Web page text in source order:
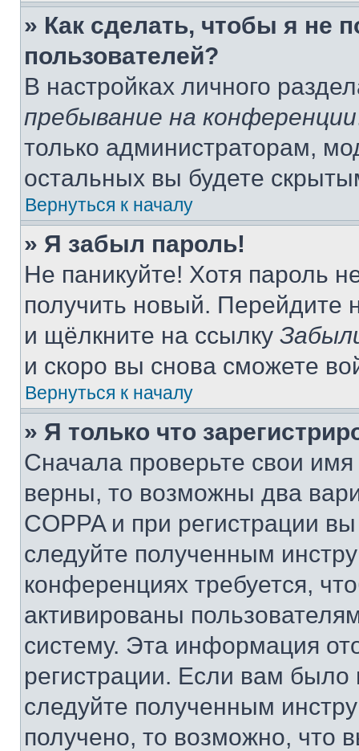
» Как сделать, чтобы я не
пользователей?
В настройках личного
пребывание на конференции
только администраторам,
остальных вы будете
Вернуться к началу
» Я забыл пароль!
Не паникуйте! Хотя пароль
получить новый. Перейдите
и щёлкните на ссылку
и скоро вы снова сможете
Вернуться к началу
» Я только что
Сначала проверьте свои
верны, то возможны два
COPPA и при регистрации
следуйте полученным
конференциях требуется,
активированы
систему. Эта информация
регистрации. Если вам
следуйте полученным
получено, то возможно, что